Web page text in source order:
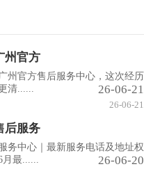
州官方
州官方售后服务中心，这次经历
清......
26-06-21
26-06-21
后服务
务中心｜最新服务电话及地址权
最......
26-06-20